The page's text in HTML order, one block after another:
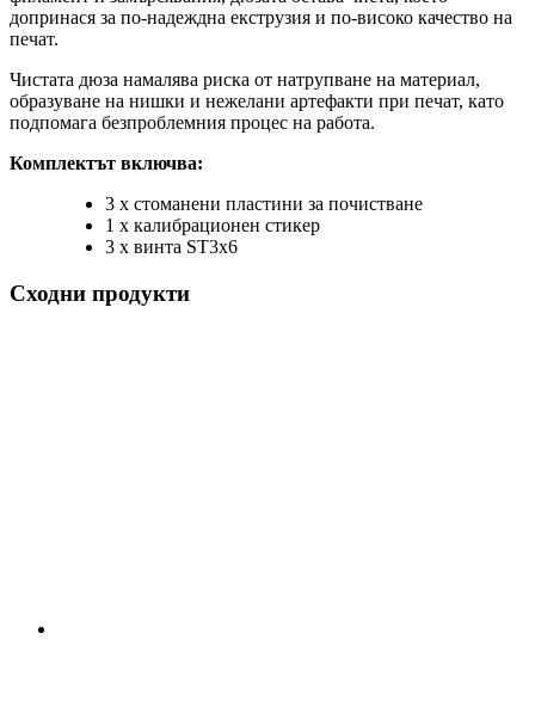
допринася за по-надеждна екструзия и по-високо качество на
печат.
Чистата дюза намалява риска от натрупване на материал,
образуване на нишки и нежелани артефакти при печат, като
подпомага безпроблемния процес на работа.
Комплектът включва:
3 x стоманени пластини за почистване
1 x калибрационен стикер
3 x винта ST3x6
Сходни продукти